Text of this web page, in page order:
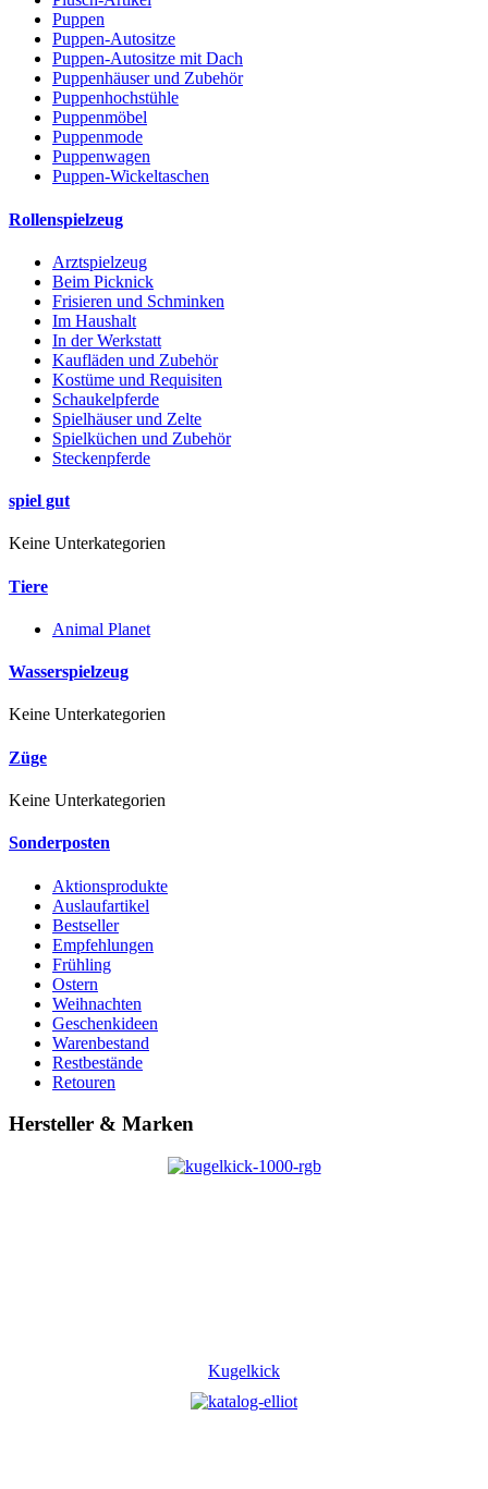
Puppen
Puppen-Autositze
Puppen-Autositze mit Dach
Puppenhäuser und Zubehör
Puppenhochstühle
Puppenmöbel
Puppenmode
Puppenwagen
Puppen-Wickeltaschen
Rollenspielzeug
Arztspielzeug
Beim Picknick
Frisieren und Schminken
Im Haushalt
In der Werkstatt
Kaufläden und Zubehör
Kostüme und Requisiten
Schaukelpferde
Spielhäuser und Zelte
Spielküchen und Zubehör
Steckenpferde
spiel gut
Keine Unterkategorien
Tiere
Animal Planet
Wasserspielzeug
Keine Unterkategorien
Züge
Keine Unterkategorien
Sonderposten
Aktionsprodukte
Auslaufartikel
Bestseller
Empfehlungen
Frühling
Ostern
Weihnachten
Geschenkideen
Warenbestand
Restbestände
Retouren
Hersteller & Marken
Kugelkick